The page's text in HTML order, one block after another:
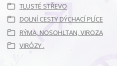
TLUSTÉ STŘEVO
DOLNÍ CESTY DÝCHACÍ PLÍCE
RÝMA, NOSOHLTAN, VIROZA
VIRÓZY .